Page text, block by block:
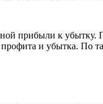
прибыли к убытку.
и убытка. По